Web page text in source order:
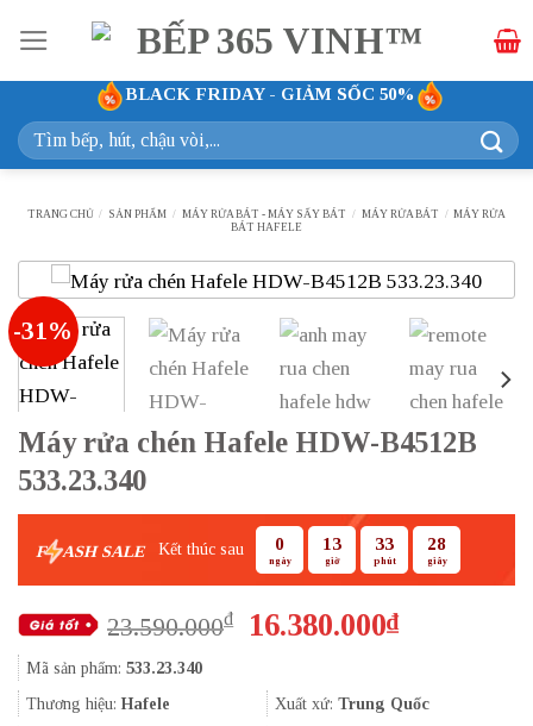
qua
nội
dung
BLACK FRIDAY - GIẢM SỐC 50%
Tìm
kiếm:
TRANG CHỦ / SẢN PHẨM / MÁY RỬA BÁT - MÁY SẤY BÁT / MÁY RỬA BÁT / MÁY RỬA
BÁT HAFELE
-31%
Máy rửa chén Hafele HDW-B4512B
533.23.340
F ASH SALE Kết thúc sau 0
ngày
13
giờ
33
phút
27
giây
23.590.000₫
Giá
23.590.000₫.
16.380.000₫Giá
là:
Mã sản phẩm: 533.23.340
Thương hiệu: Hafele Xuất xứ: Trung Quốc